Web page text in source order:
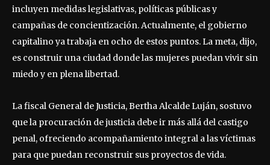
incluyen medidas legislativas, políticas públicas y
campañas de concientización. Actualmente, el gobierno
capitalino ya trabaja en ocho de estos puntos. La meta, dijo,
es construir una ciudad donde las mujeres puedan vivir sin
miedo y en plena libertad.
La fiscal General de Justicia, Bertha Alcalde Luján, sostuvo
que la procuración de justicia debe ir más allá del castigo
penal, ofreciendo acompañamiento integral a las víctimas
para que puedan reconstruir sus proyectos de vida.